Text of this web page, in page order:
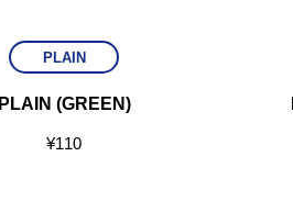
PLAIN
PLAIN (GREEN)
¥110